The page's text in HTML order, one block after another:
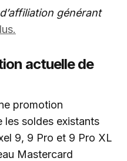
générant
actuelle de
promotion
les soldes existants
9, 9 Pro et 9 Pro XL
Mastercard